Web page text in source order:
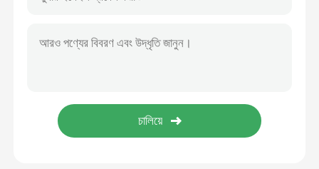
ইলেকট্রনিক ফাস্টেনার